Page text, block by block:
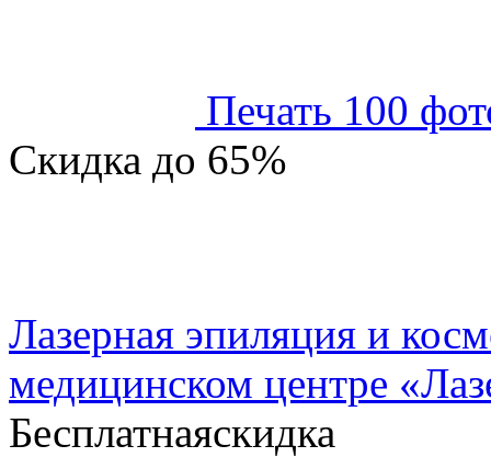
Печать 100
Скидка до 65%
Лазерная эпиляция и
медицинском центре
Бесплатнаяскидка